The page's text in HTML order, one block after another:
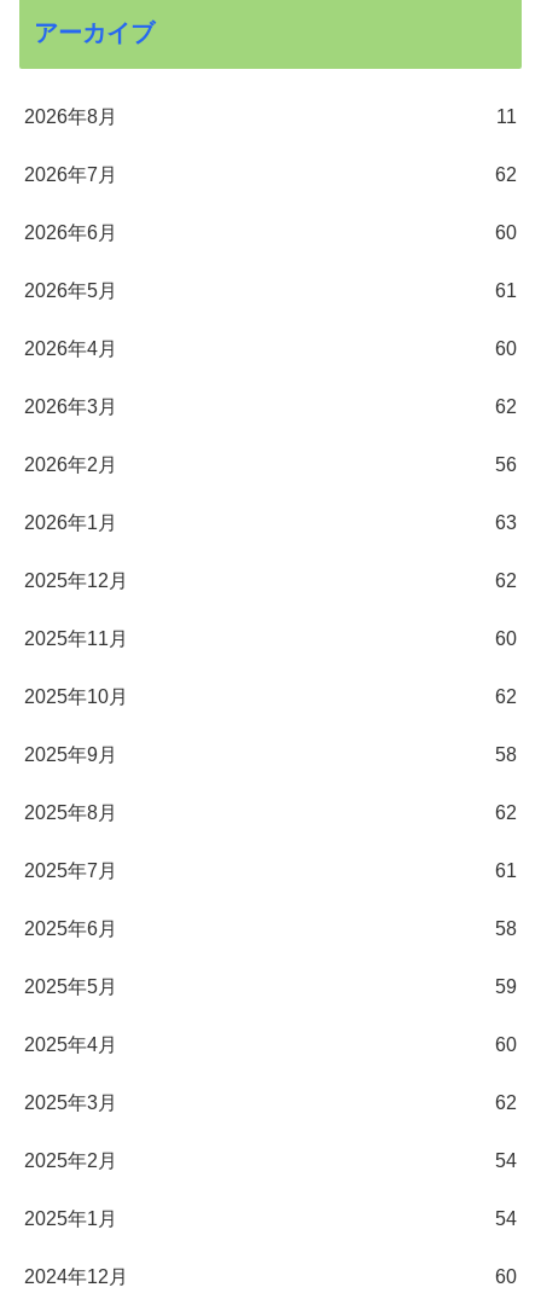
アーカイブ
2026年8月 11
2026年7月 62
2026年6月 60
2026年5月 61
2026年4月 60
2026年3月 62
2026年2月 56
2026年1月 63
2025年12月 62
2025年11月 60
2025年10月 62
2025年9月 58
2025年8月 62
2025年7月 61
2025年6月 58
2025年5月 59
2025年4月 60
2025年3月 62
2025年2月 54
2025年1月 54
2024年12月 60